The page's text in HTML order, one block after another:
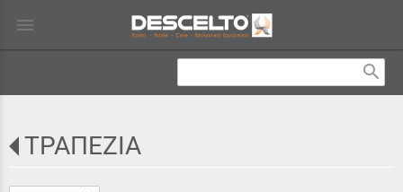
menu
search
ΤΡΑΠΕΖΙΑ